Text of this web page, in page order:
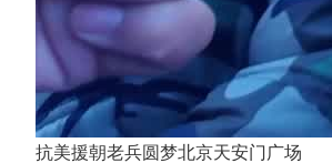
抗美援朝老兵圆梦北京天安门广场